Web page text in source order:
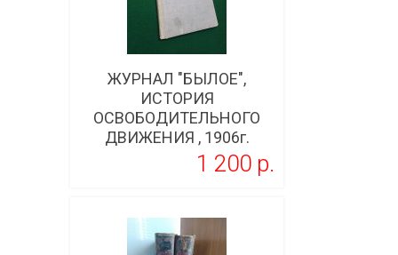
ЖУРНАЛ "БЫЛОЕ",
ИСТОРИЯ
ОСВОБОДИТЕЛЬНОГО
ДВИЖЕНИЯ , 1906г.
1 200 p.